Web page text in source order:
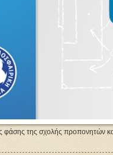
φάσης της σχολής